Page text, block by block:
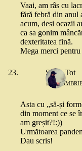
Vaai, am râs cu
fără febră din anul
acum, desi ocazii
ca sa gonim
dexteritatea fină.
Mega merci
Sorin Tot
1
Asta cu „să-și
din moment ce se
am greșit?!:))
Următoarea
Dau scris!